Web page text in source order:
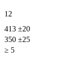
12
413 ±20
350 ±25
≥ 5